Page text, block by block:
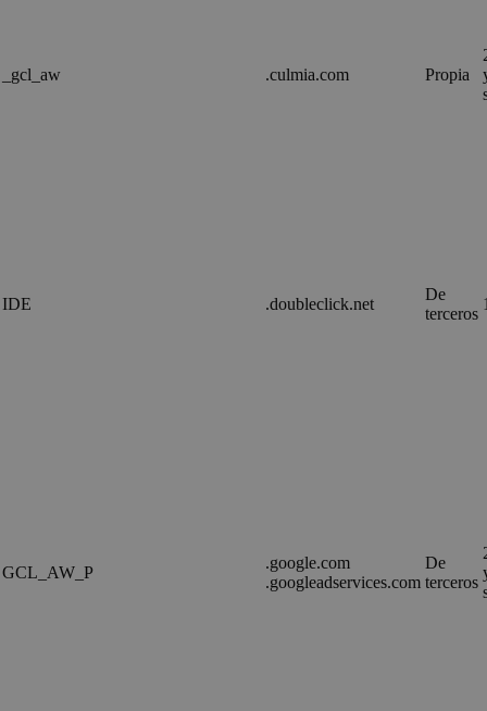
_gcl_aw .culmia.com Propia
IDE .doubleclick.net
De
terceros
GCL_AW_P
.google.com
.googleadservices.com
De
terceros